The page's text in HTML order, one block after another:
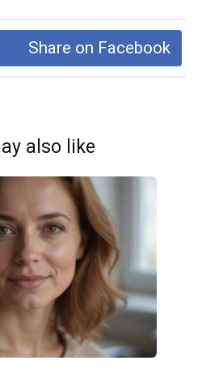
Share on Facebook
also like